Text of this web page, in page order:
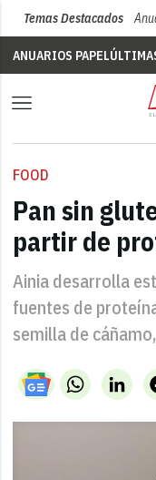
Temas Destacados
ANUARIOS PAPEL
FOOD
Pan sin
partir de
Ainia desarrolla
fuentes de
semilla de
WhatsApp